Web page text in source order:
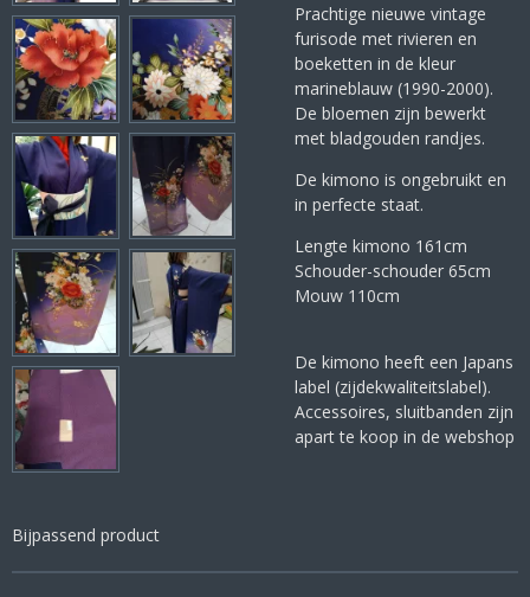
Prachtige nieuwe vintage
furisode met rivieren en
boeketten in de kleur
marineblauw (1990-2000).
De bloemen zijn bewerkt
met bladgouden randjes.
De kimono is ongebruikt en
in perfecte staat.
Lengte kimono 161cm
Schouder-schouder 65cm
Mouw 110cm
De kimono heeft een Japans
label (zijdekwaliteitslabel).
Accessoires, sluitbanden zijn
apart te koop in de webshop
Bijpassend product